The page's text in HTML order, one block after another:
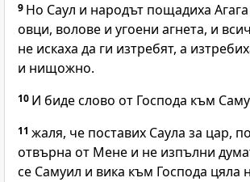
9 Но Саул и народът пощадиха
овци, волове и угоени агнета, и
не искаха да ги изтребят, а
и нищожно.
10 И биде слово от Господа към
11 жаля, че поставих Саула за цар,
отвърна от Мене и не изпълни
се Самуил и вика към Господа цяла